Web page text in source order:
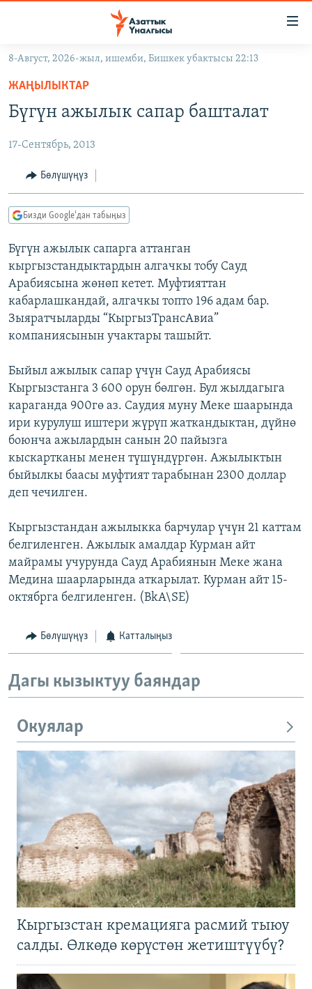
Навигацияга
өтүңүз
Издөөгө
салыңызКЫРГЫЗСТАН
САЯСАТ
ЭКОНОМИКА
ДҮЙНӨ
ДҮЙНӨ
БОРБОР АЗИЯ
УКРАИНА
АТАЙЫН ИЛИКТӨӨ
БҮГҮН АЗАТТЫКТА
ЭКСПЕРТТЕР ТАЛДАЙТ
БИЗ ЖАНА ДҮЙНӨ
ДАНИСТЕ
ЭЖЕ-СИҢДИЛЕР
ЫҢГАЙСЫЗ СУРООЛОР
ПОДКАСТ
ӨЗГӨЧӨ ПИКИР
Русский
ОНЛАЙН ШЕРИНЕ
ЭЕ/АРнун бардык сайттары
8-Август, 2026-жыл, ишемби, Бишкек убактысы 22:13
ЖАҢЫЛЫКТАР
Бүгүн ажылык сапар башталат
17-Сентябрь, 2013
Бөлүшүңүз
Бизди Google'дан табыңыз
Бүгүн ажылык сапарга аттанган
кыргызстандыктардын алгачкы тобу Сауд
Арабиясына жөнөп кетет. Муфтияттан
кабарлашкандай, алгачкы топто 196 адам бар.
Зыяратчыларды “КыргызТрансАвиа”
компаниясынын учактары ташыйт.
Быйыл ажылык сапар үчүн Сауд Арабиясы
Кыргызстанга 3 600 орун бөлгөн. Бул жылдагыга
караганда 900гө аз. Саудия муну Меке шаарында
ири курулуш иштери жүрүп жаткандыктан, дүйнө
боюнча ажылардын санын 20 пайызга
кыскартканы менен түшүндүргөн. Ажылыктын
быйылкы баасы муфтият тарабынан 2300 доллар
деп чечилген.
Кыргызстандан ажылыкка барчулар үчүн 21 каттам
белгиленген. Ажылык амалдар Курман айт
майрамы учурунда Сауд Арабиянын Меке жана
Медина шаарларында аткарылат. Курман айт 15-
октябрга белгиленген. (BkA\SE)
Бөлүшүңүз Катталыңыз
Дагы кызыктуу баяндар
Окуялар
Кыргызстан кремацияга расмий тыюу
салды. Өлкөдө көрүстөн жетиштүүбү?